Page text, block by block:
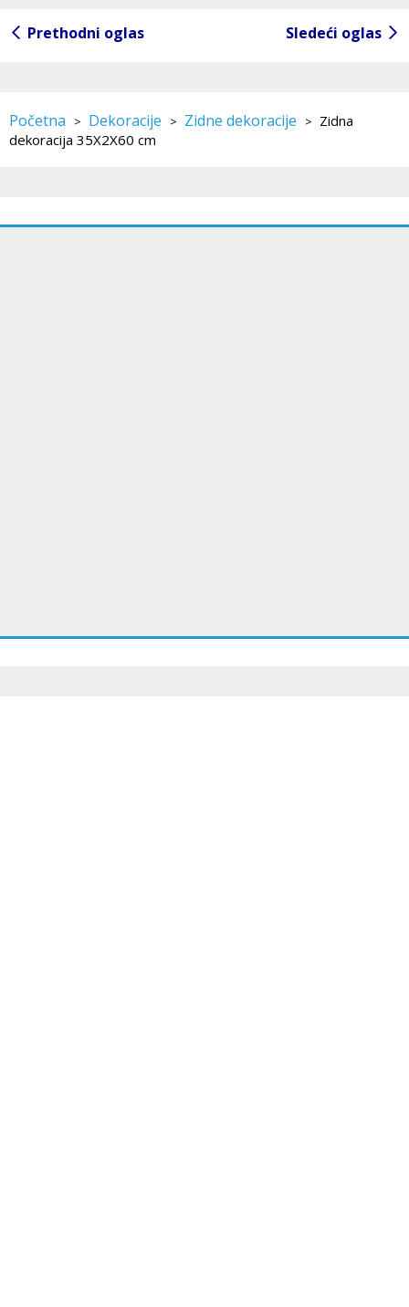
Prethodni oglas Sledeći oglas
Početna > Dekoracije > Zidne dekoracije > Zidna
dekoracija 35X2X60 cm